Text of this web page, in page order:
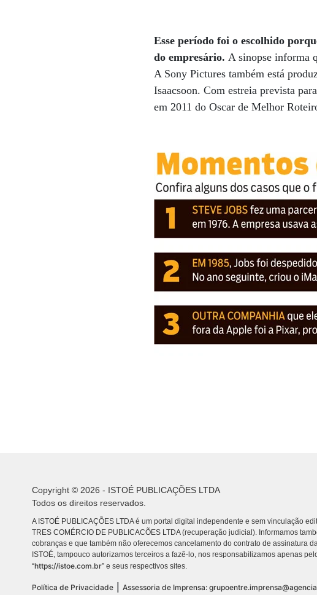
Esse período foi o escolhido
do empresário.A sinopse informa
A Sony Pictures também está
Isaacsoon. Com estreia prevista
em 2011 do Oscar de Melhor
Copyright © 2026 - ISTOÉ PUBLICAÇÕES LTDA
Todos os direitos reservados.
A ISTOÉ PUBLICAÇÕES LTDA é um portal digital independente e sem vinculação
TRES COMÉRCIO DE PUBLICACÕES LTDA (recuperação judicial). Informamos
cobranças e que também não oferecemos cancelamento do contrato de assinatura
ISTOÉ, tampouco autorizamos terceiros a fazê-lo, nos responsabilizamos apenas
“https://istoe.com.br” e seus respectivos sites.
Política de Privacidade Assessoria de Imprensa: